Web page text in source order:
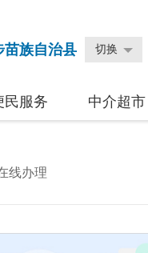
苗族自治县 切换
民服务 中介超市
线办理